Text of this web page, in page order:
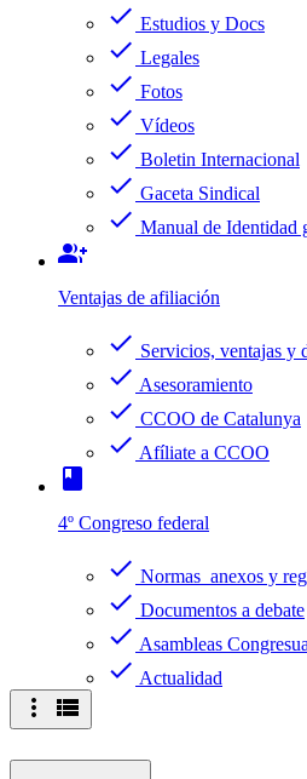
check Estudios y Docs
check Legales
check Fotos
check Vídeos
check Boletin Internacional
check Gaceta Sindical
check Manual de Identidad
group_add
Ventajas de afiliación
check Servicios, ventajas y
check Asesoramiento
check CCOO de Catalunya
check Afíliate a CCOO
book
4º Congreso federal
check Normas anexos y
check Documentos a debate
check Asambleas
check Actualidad
more_vert view_list